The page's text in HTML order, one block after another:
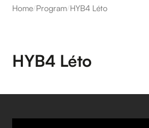
Home/Program/HYB4 Léto
HYB4 Léto